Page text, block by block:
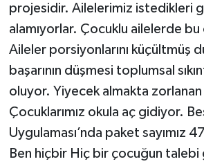
projesidir. Ailelerimiz istedikleri
alamıyorlar. Çocuklu ailelerde bu
Aileler porsiyonlarını küçültmüş
başarının düşmesi toplumsal
oluyor. Yiyecek almakta
Çocuklarımız okula aç gidiyor.
Uygulaması’nda paket sayımız
Ben hiçbir Hiç bir çocuğun talebi